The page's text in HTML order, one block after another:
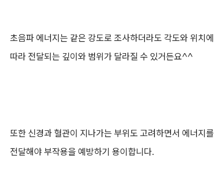
초음파 에너지는 같은 강도로 조사하더라도 각도와 위치에
따라 전달되는 깊이와 범위가 달라질 수 있거든요^^
또한 신경과 혈관이 지나가는 부위도 고려하면서 에너지를
전달해야 부작용을 예방하기 용이합니다.